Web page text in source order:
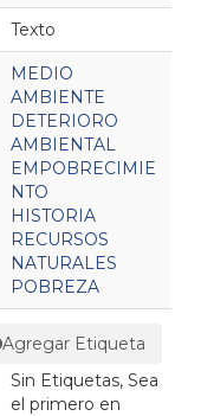
Texto
MEDIO
AMBIENTE
DETERIORO
AMBIENTAL
EMPOBRECIMIE
NTO
HISTORIA
RECURSOS
NATURALES
POBREZA
Agregar Etiqueta
Sin Etiquetas, Sea
el primero en